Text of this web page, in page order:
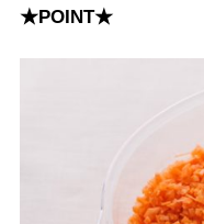
★POINT★